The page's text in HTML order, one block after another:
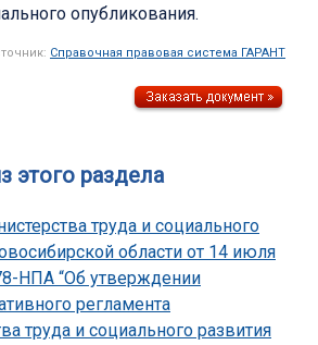
опубликования.
Справочная правовая система ГАРАНТ
этого раздела
труда и социального
области от 14 июля
НПА “Об утверждении
регламента
труда и социального развития